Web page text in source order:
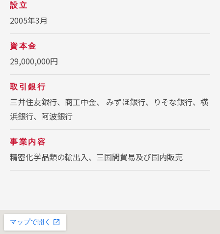
設立
2005年3月
資本金
29,000,000円
取引銀行
三井住友銀行、商工中金、 みずほ銀行、りそな銀行、横
浜銀行、阿波銀行
事業内容
精密化学品類の輸出入、三国間貿易及び国内販売